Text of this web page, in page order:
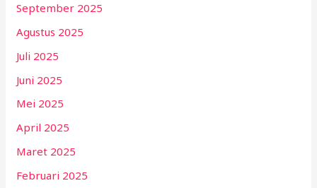
September 2025
Agustus 2025
Juli 2025
Juni 2025
Mei 2025
April 2025
Maret 2025
Februari 2025